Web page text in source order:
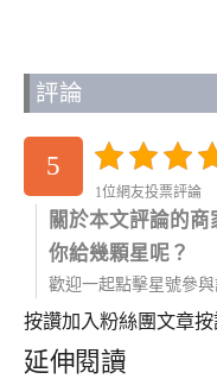
評論
5
1位網友投票評論
關於本文評論的商
你給幾顆星呢？
歡迎一起點擊星號參與
按讚加入粉絲團文章
延伸閱讀